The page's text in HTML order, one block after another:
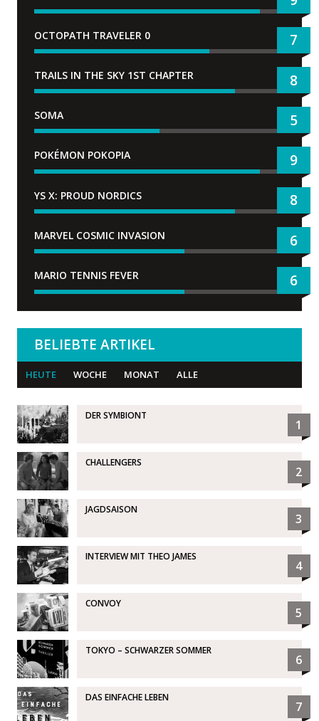
OCTOPATH TRAVELER 0 7
TRAILS IN THE SKY 1ST CHAPTER 8
SOMA 5
POKÉMON POKOPIA 9
YS X: PROUD NORDICS 8
MARVEL COSMIC INVASION 6
MARIO TENNIS FEVER 6
BELIEBTE ARTIKEL
HEUTE WOCHE MONAT ALLE
DER SYMBIONT
1
CHALLENGERS
2
JAGDSAISON
3
INTERVIEW MIT THEO JAMES
4
CONVOY
5
TOKYO – SCHWARZER SOMMER
6
DAS EINFACHE LEBEN
7